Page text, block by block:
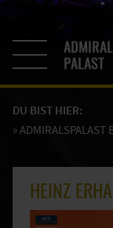
DU BIST HIER:
»ADMIRALSPALAST
HEINZ